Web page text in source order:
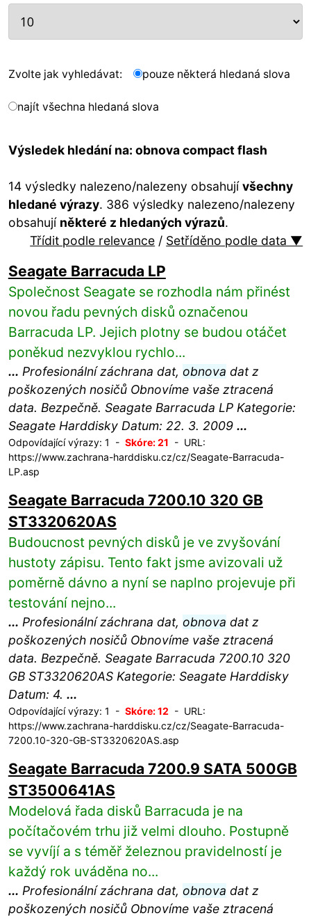
Zvolte jak vyhledávat: pouze některá hledaná slova
najít všechna hledaná slova
Výsledek hledání na: obnova compact flash
14 výsledky nalezeno/nalezeny obsahujívšechny
hledané výrazy. 386 výsledky nalezeno/nalezeny
obsahují některé z hledaných výrazů.
Třídit podle relevance / Setříděno podle data ▼
Seagate Barracuda LP
Společnost Seagate se rozhodla nám přinést
novou řadu pevných disků označenou
Barracuda LP. Jejich plotny se budou otáčet
poněkud nezvyklou rychlo...
... Profesionální záchrana dat, obnova dat z
poškozených nosičů Obnovíme vaše ztracená
data. Bezpečně. Seagate Barracuda LP Kategorie:
Seagate Harddisky Datum: 22. 3. 2009 ...
Odpovídající výrazy: 1 - Skóre: 21 - URL:
https://www.zachrana-harddisku.cz/cz/Seagate-Barracuda-
LP.asp
Seagate Barracuda 7200.10 320 GB
ST3320620AS
Budoucnost pevných disků je ve zvyšování
hustoty zápisu. Tento fakt jsme avizovali už
poměrně dávno a nyní se naplno projevuje při
testování nejno...
... Profesionální záchrana dat, obnova dat z
poškozených nosičů Obnovíme vaše ztracená
data. Bezpečně. Seagate Barracuda 7200.10 320
GB ST3320620AS Kategorie: Seagate Harddisky
Datum: 4. ...
Odpovídající výrazy: 1 - Skóre: 12- URL:
https://www.zachrana-harddisku.cz/cz/Seagate-Barracuda-
7200.10-320-GB-ST3320620AS.asp
Seagate Barracuda 7200.9 SATA 500GB
ST3500641AS
Modelová řada disků Barracuda je na
počítačovém trhu již velmi dlouho. Postupně
se vyvíjí a s téměř železnou pravidelností je
každý rok uváděna no...
... Profesionální záchrana dat, obnova dat z
poškozených nosičů Obnovíme vaše ztracená